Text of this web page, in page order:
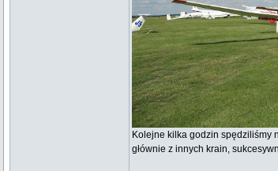
Kolejne kilka godzin spędziliśmy
głównie z innych krain,